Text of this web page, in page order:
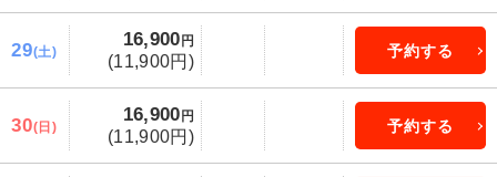
29(土)
16,900 円
(11,900円)
予約する
30(日)
16,900 円
(11,900円)
予約する